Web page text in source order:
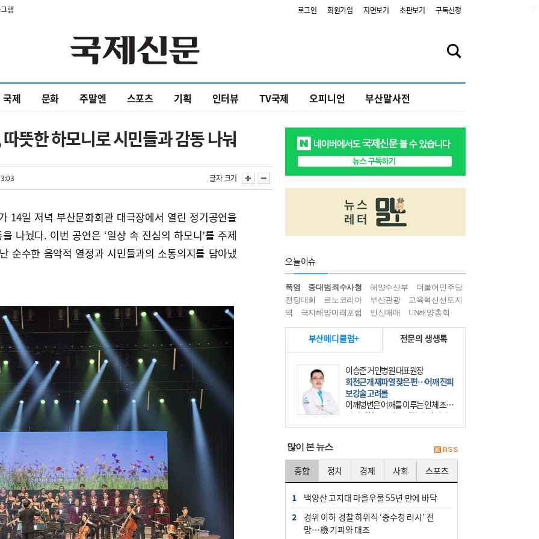
램 로그인 회원가입 지면보기 초판보기 구독신청
국제 문화 주말엔 스포츠 기획 인터뷰 TV국제 오피니언 부산말사전
뜻한 하모니로 시민들과 감동 나눠
글자 크기
14일 저녁 부산문화회관 대극장에서 열린 정기공연을
나눴다. 이번 공연은 ‘일상 속 진심의 하모니’를 주제
순수한 음악적 열정과 시민들과의 소통의지를 담아냈
오늘이슈
폭염 중대범죄수사청 해양수산부
더불어민주당
전당대회
르노코리아 부산관광
교육혁신선도지
역
극지해양미래포럼 인신매매 UN해양총회
부산메디클럽+ 전문의 생생톡
이승준 거인병원 대표원장
회전근개 재파열 잦은 편…어깨 진피
보강술 고려를
어깨병변은 어깨를 이루는 인체 조직
에 발생하는 손상을 말한다. 여기에
는 오십견과 회전근개 증후군, 어깨
많이 본 뉴스
종합 정치 경제 사회 스포츠
1
백양산 고지대 마을우물 55년 만에 바닥
2
경위 이하 경찰 하위직 ‘중수청 러시’ 전
망…檢 기피와 대조